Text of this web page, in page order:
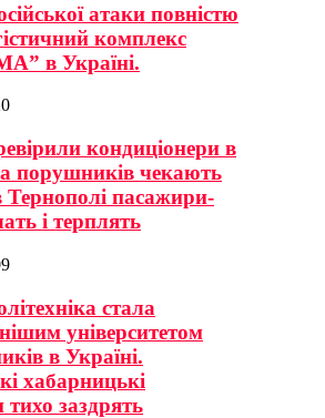
атаки повністю
комплекс
в Україні.
кондиціонери в
порушників чекають
пасажири-
і терплять
стала
університетом
в Україні.
хабарницькі
тихо заздрять